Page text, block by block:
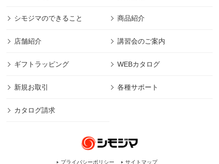
シモジマのできること 商品紹介
店舗紹介 講習会のご案内
ギフトラッピング WEBカタログ
新規お取引 各種サポート
カタログ請求
プライバシーポリシー サイトマップ